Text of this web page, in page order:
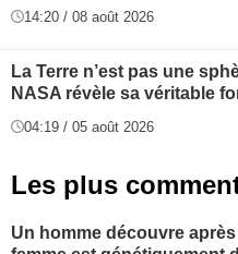
14:20 / 08 août 2026
La Terre n’est pas une
NASA révèle sa véritable
04:19 / 05 août 2026
Les plus
Un homme découvre